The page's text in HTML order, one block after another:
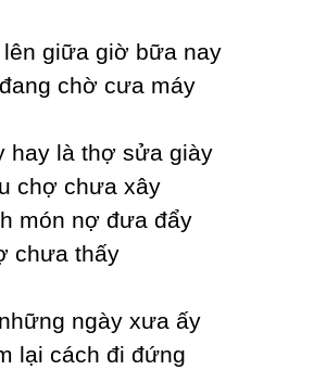
giữa giờ bữa naу
chờ cưa máу
haу là thợ sửa giàу
chợ chưa xâу
món nợ đưa đẩу
chưa thấу
ngàу xưa ấу
lại cách đi đứng